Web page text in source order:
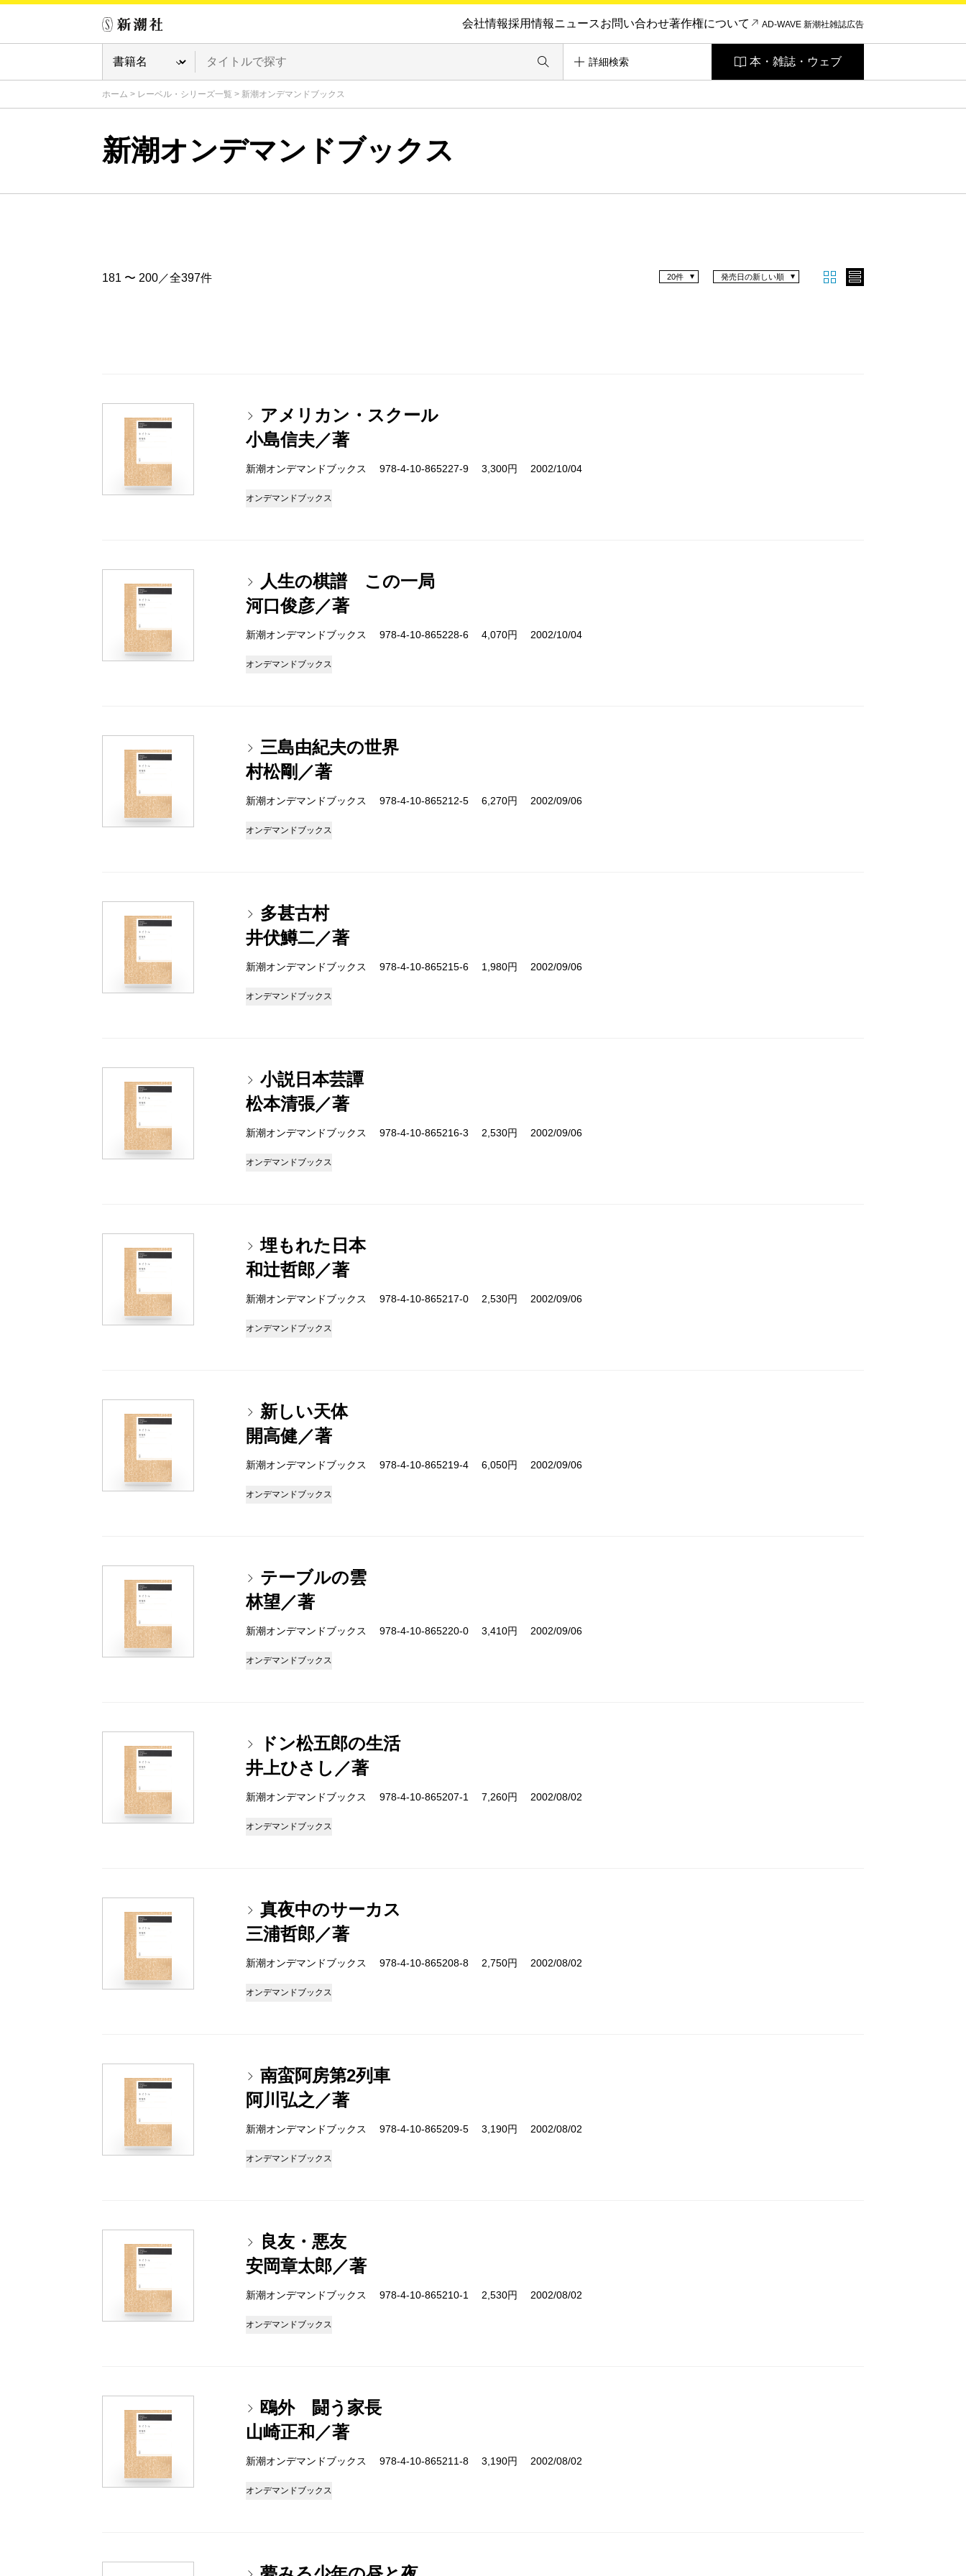
会社情報採用情報ニュースお問い合わせ著作権について AD-WAVE 新潮社雑誌広告
詳細検索 本・雑誌・ウェブ
ホーム > レーベル・シリーズ一覧 > 新潮オンデマンドブックス
新潮オンデマンドブックス
181 〜 200／全397件 発売日の新しい順
20件
アメリカン・スクール
小島信夫／著
新潮オンデマンドブックス 978-4-10-865227-9 3,300円 2002/10/04
オンデマンドブックス
人生の棋譜 この一局
河口俊彦／著
新潮オンデマンドブックス 978-4-10-865228-6 4,070円 2002/10/04
オンデマンドブックス
三島由紀夫の世界
村松剛／著
新潮オンデマンドブックス 978-4-10-865212-5 6,270円 2002/09/06
オンデマンドブックス
多甚古村
井伏鱒二／著
新潮オンデマンドブックス 978-4-10-865215-6 1,980円 2002/09/06
オンデマンドブックス
小説日本芸譚
松本清張／著
新潮オンデマンドブックス 978-4-10-865216-3 2,530円 2002/09/06
オンデマンドブックス
埋もれた日本
和辻哲郎／著
新潮オンデマンドブックス 978-4-10-865217-0 2,530円 2002/09/06
オンデマンドブックス
新しい天体
開高健／著
新潮オンデマンドブックス 978-4-10-865219-4 6,050円 2002/09/06
オンデマンドブックス
テーブルの雲
林望／著
新潮オンデマンドブックス 978-4-10-865220-0 3,410円 2002/09/06
オンデマンドブックス
ドン松五郎の生活
井上ひさし／著
新潮オンデマンドブックス 978-4-10-865207-1 7,260円 2002/08/02
オンデマンドブックス
真夜中のサーカス
三浦哲郎／著
新潮オンデマンドブックス 978-4-10-865208-8 2,750円 2002/08/02
オンデマンドブックス
南蛮阿房第2列車
阿川弘之／著
新潮オンデマンドブックス 978-4-10-865209-5 3,190円 2002/08/02
オンデマンドブックス
良友・悪友
安岡章太郎／著
新潮オンデマンドブックス 978-4-10-865210-1 2,530円 2002/08/02
オンデマンドブックス
鴎外 闘う家長
山崎正和／著
新潮オンデマンドブックス 978-4-10-865211-8 3,190円 2002/08/02
オンデマンドブックス